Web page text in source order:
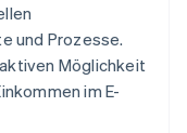
und Prozesse.
Möglichkeit
im E-